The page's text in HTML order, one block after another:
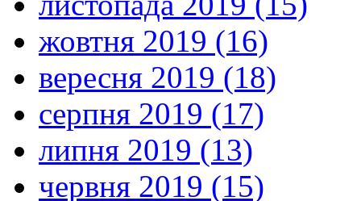
жовтня 2019 (16)
вересня 2019 (18)
серпня 2019 (17)
липня 2019 (13)
червня 2019 (15)